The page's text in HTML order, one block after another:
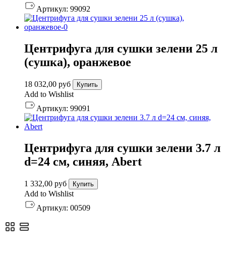
Артикул: 99092
Центрифуга для сушки зелени 25 л
(сушка), оранжевое
18 032,00 руб Купить
Add to Wishlist
Артикул: 99091
Центрифуга для сушки зелени 3.7 л
d=24 см, синяя, Abert
1 332,00 руб Купить
Add to Wishlist
Артикул: 00509